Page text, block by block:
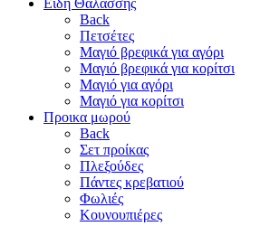
Είδη Θαλάσσης
Back
Πετσέτες
Μαγιό βρεφικά για αγόρι
Μαγιό βρεφικά για κορίτσι
Μαγιό για αγόρι
Μαγιό για κορίτσι
Προικα μωρού
Back
Σετ προίκας
Πλεξούδες
Πάντες κρεβατιού
Φωλιές
Κουνουπιέρες